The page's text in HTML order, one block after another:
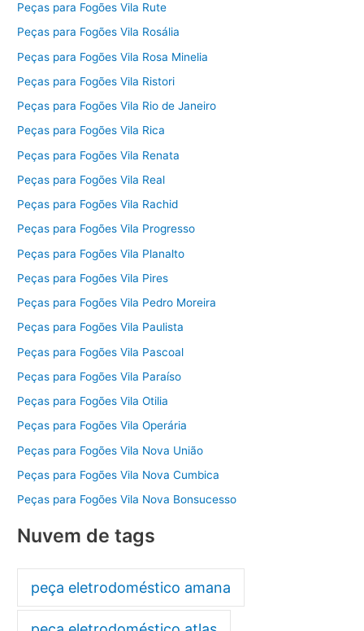
Peças para Fogões Vila Rute
Peças para Fogões Vila Rosália
Peças para Fogões Vila Rosa Minelia
Peças para Fogões Vila Ristori
Peças para Fogões Vila Rio de Janeiro
Peças para Fogões Vila Rica
Peças para Fogões Vila Renata
Peças para Fogões Vila Real
Peças para Fogões Vila Rachid
Peças para Fogões Vila Progresso
Peças para Fogões Vila Planalto
Peças para Fogões Vila Pires
Peças para Fogões Vila Pedro Moreira
Peças para Fogões Vila Paulista
Peças para Fogões Vila Pascoal
Peças para Fogões Vila Paraíso
Peças para Fogões Vila Otilia
Peças para Fogões Vila Operária
Peças para Fogões Vila Nova União
Peças para Fogões Vila Nova Cumbica
Peças para Fogões Vila Nova Bonsucesso
Nuvem de tags
peça eletrodoméstico amana